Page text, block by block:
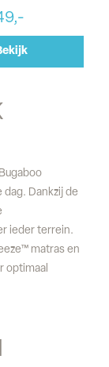
Dankzij de
ieder terrein.
matras en
optimaal